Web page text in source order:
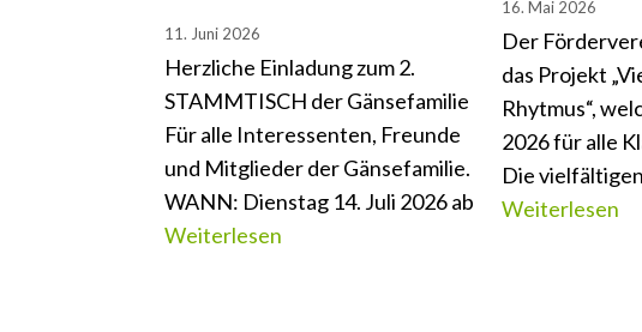
11. Juni 2026
Herzliche Einladung zum 2.
STAMMTISCH der Gänsefamilie
Für alle Interessenten, Freunde
und Mitglieder der Gänsefamilie.
WANN: Dienstag 14. Juli 2026 ab
Weiterlesen
16. Mai 2026
Der
das Projekt
Rhytmus“,
2026 für alle
Die
Weiterlesen